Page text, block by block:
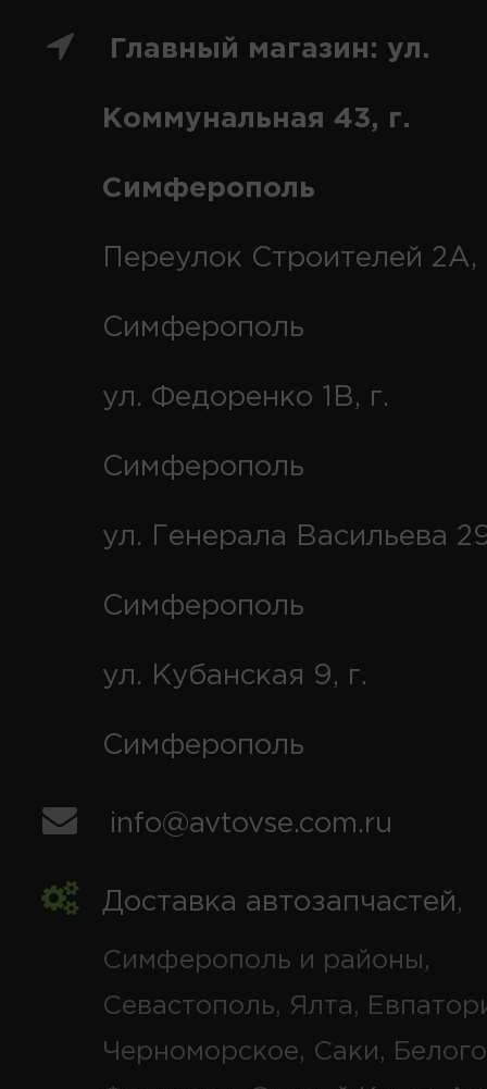
Главный магазин: ул.
Коммунальная 43, г.
Симферополь
Переулок Строителей 2А,
Симферополь
ул. Федоренко 1В, г.
Симферополь
ул. Генерала Васильева
Симферополь
ул. Кубанская 9, г.
Симферополь
info@avtovse.com.ru
Доставка автозапчастей,
Симферополь и районы,
Севастополь, Ялта,
Черноморское, Саки,